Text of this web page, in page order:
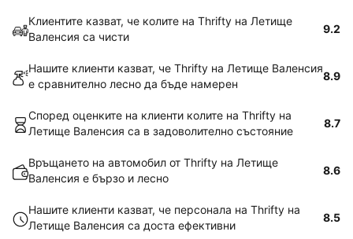
Клиентите казват, че колите на Thrifty на Летище
Валенсия са чисти
9.2
Нашите клиенти казват, че Thrifty на Летище Валенсия
е сравнително лесно да бъде намерен
8.9
Според оценките на клиенти колите на Thrifty на
Летище Валенсия са в задоволително състояние
8.7
Връщането на автомобил от Thrifty на Летище
Валенсия е бързо и лесно
8.6
Нашите клиенти казват, че персонала на Thrifty на
Летище Валенсия са доста ефективни
8.5